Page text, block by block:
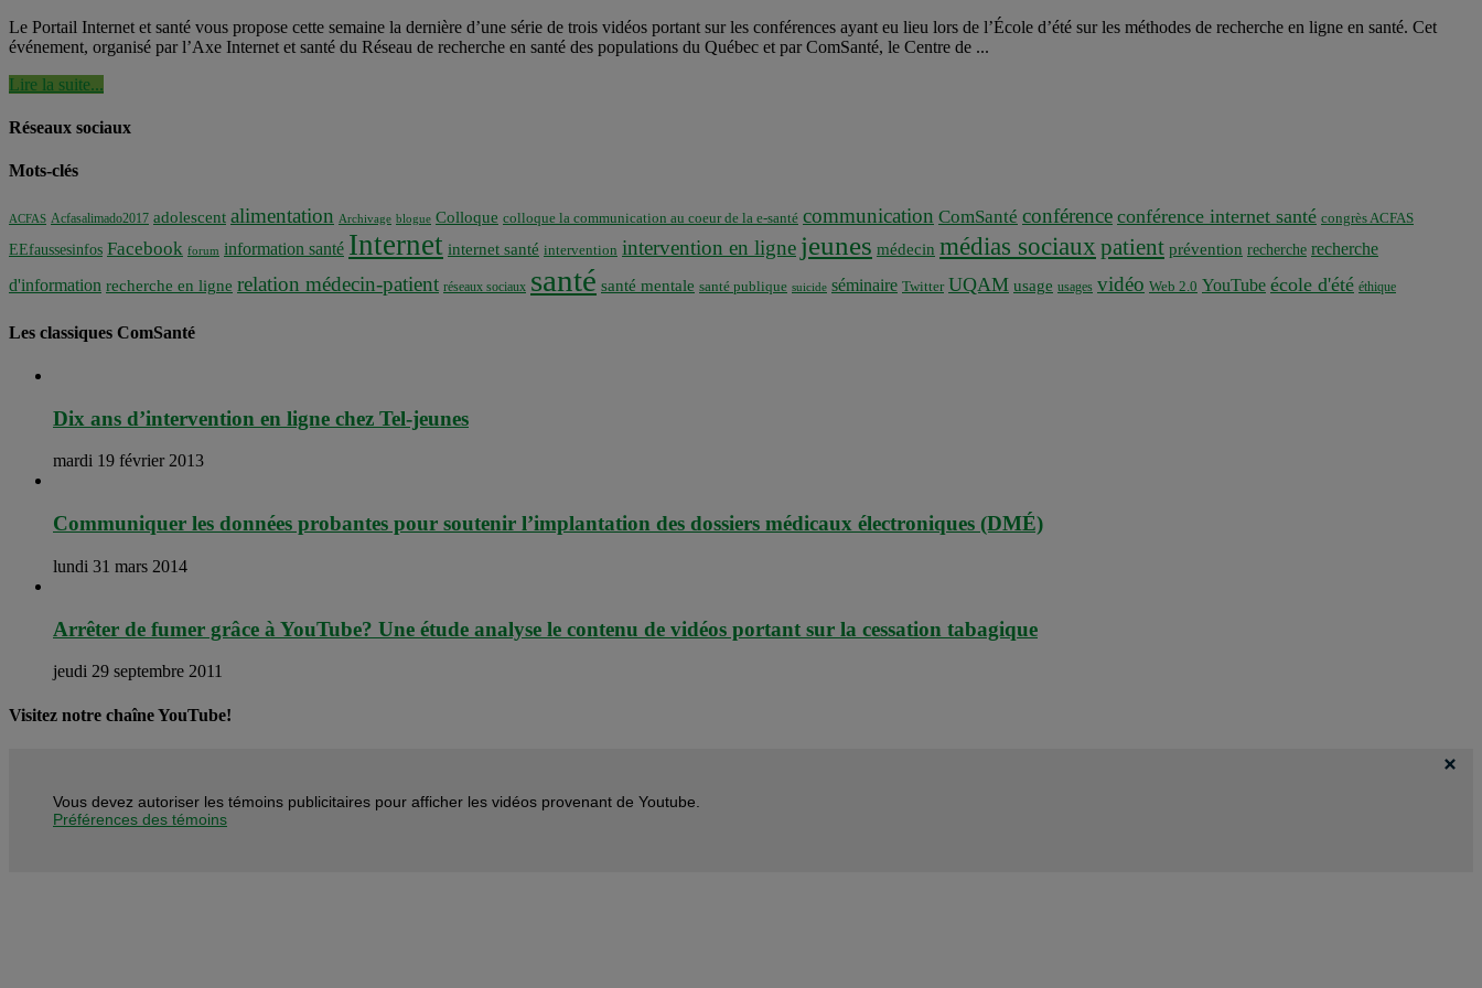
Le Portail Internet et santé vous propose cette semaine la dernière d’une série de trois vidéos portant sur les conférences ayant eu lieu lors de l’École d’été sur les méthodes de recherche en ligne en santé. Cet
événement, organisé par l’Axe Internet et santé du Réseau de recherche en santé des populations du Québec et par ComSanté, le Centre de ...
Lire la suite...
Réseaux sociaux
Mots-clés
ACFAS Acfasalimado2017 adolescent alimentation Archivage blogue Colloque colloque la communication au coeur de la e-santé communication ComSanté conférence conférence internet santé congrès ACFAS
EEfaussesinfos Facebook forum information santé Internet internet santé intervention intervention en ligne jeunes médecin médias sociaux patient prévention recherche recherche
d'information recherche en ligne relation médecin-patient réseaux sociaux santé santé mentale santé publique suicide séminaire Twitter UQAM usage usages vidéo Web 2.0 YouTube école d'été éthique
Les classiques ComSanté
Dix ans d’intervention en ligne chez Tel-jeunes
mardi 19 février 2013
Communiquer les données probantes pour soutenir l’implantation des dossiers médicaux électroniques (DMÉ)
lundi 31 mars 2014
Arrêter de fumer grâce à YouTube? Une étude analyse le contenu de vidéos portant sur la cessation tabagique
jeudi 29 septembre 2011
Visitez notre chaîne YouTube!
Vous devez autoriser les témoins publicitaires pour afficher les vidéos provenant de Youtube.
Préférences des témoins